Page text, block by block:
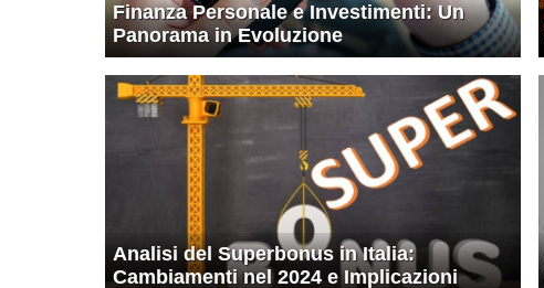
Finanza Personale e Investimenti: Un
Panorama in Evoluzione
Analisi del Superbonus in Italia:
Cambiamenti nel 2024 e Implicazioni